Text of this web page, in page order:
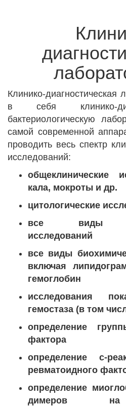
Клинико-диагностическая
в себя клинико-
бактериологическую
самой современной
проводить весь спектр
исследований:
общеклинические
кала, мокроты и др.
цитологические
все виды
исследований
все виды
включая
гемоглобин
исследования
гемостаза (в том
определение
фактора
определение с-
ревматоидного
определение
димеров на